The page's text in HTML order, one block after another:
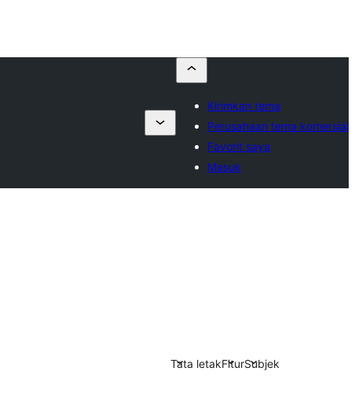
Kirimkan tema
Perusahaan tema komersial
Favorit saya
Masuk
Tata letakFiturSubjek